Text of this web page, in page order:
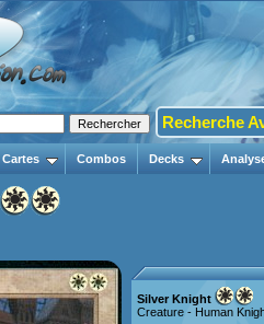
Recherche
Cartes Combos Decks
Silver Knight
Creature - Human